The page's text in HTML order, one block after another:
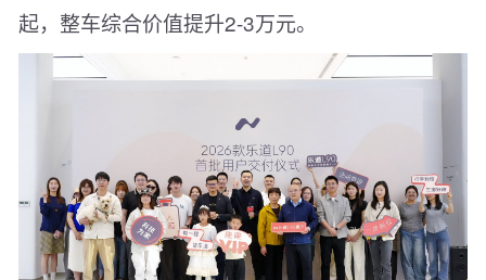
起，整车综合价值提升2-3万元。